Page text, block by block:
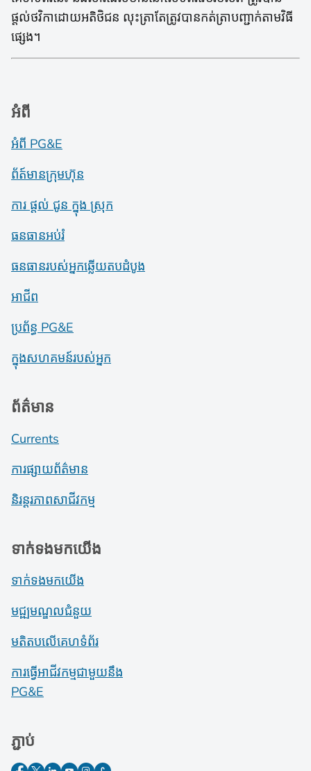
ផ្តល់ថវិកាដោយអតិថិជន លុះត្រាតែត្រូវបានកត់ត្រាបញ្ជាក់តាមវិធី
ផ្សេង។
អំពី
អំពី PG&E
ព័ត៍​មាន​ក្រុមហ៊ុន
ការ ផ្តល់ ជូន ក្នុង ស្រុក
ធនធានអប់រំ
ធនធានរបស់អ្នកឆ្លើយតបដំបូង
អាជីព
ប្រព័ន្ធ PG&E
ក្នុងសហគមន៍របស់អ្នក
ព័ត៌មាន
Currents
ការផ្សាយព័ត៌មាន
និរន្តរភាពសាជីវកម្ម
ទាក់ទងមកយើង
ទាក់ទងមកយើង
មជ្ឍមណ្ឌលជំនួយ
មតិតបលើគេហទំព័រ
ការធ្វើអាជីវកម្មជាមួយនឹង
PG&E
ភ្ជាប់